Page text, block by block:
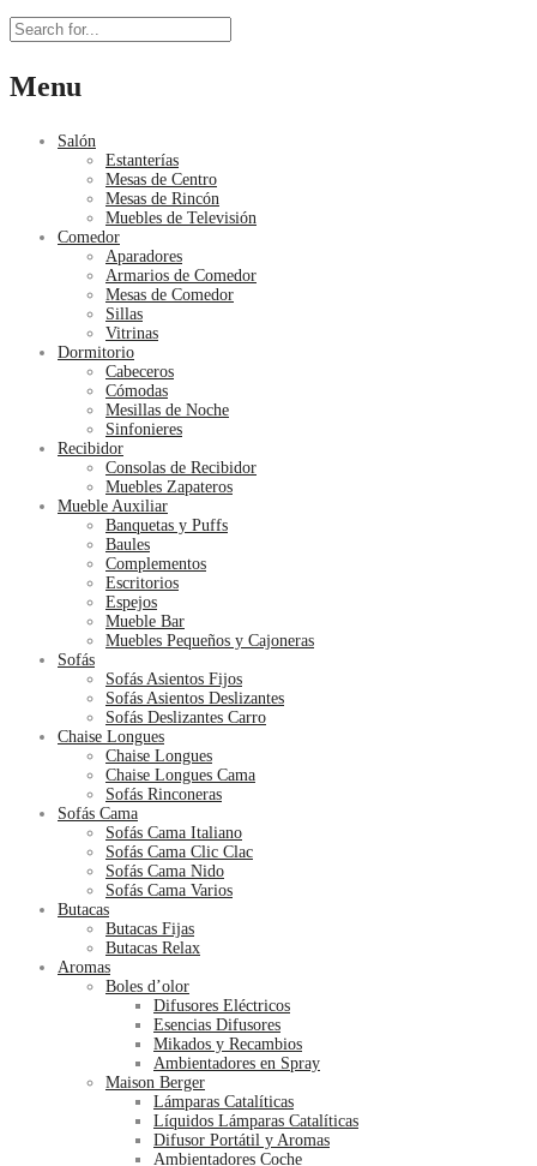
Menu
Salón
Estanterías
Mesas de Centro
Mesas de Rincón
Muebles de Televisión
Comedor
Aparadores
Armarios de Comedor
Mesas de Comedor
Sillas
Vitrinas
Dormitorio
Cabeceros
Cómodas
Mesillas de Noche
Sinfonieres
Recibidor
Consolas de Recibidor
Muebles Zapateros
Mueble Auxiliar
Banquetas y Puffs
Baules
Complementos
Escritorios
Espejos
Mueble Bar
Muebles Pequeños y Cajoneras
Sofás
Sofás Asientos Fijos
Sofás Asientos Deslizantes
Sofás Deslizantes Carro
Chaise Longues
Chaise Longues
Chaise Longues Cama
Sofás Rinconeras
Sofás Cama
Sofás Cama Italiano
Sofás Cama Clic Clac
Sofás Cama Nido
Sofás Cama Varios
Butacas
Butacas Fijas
Butacas Relax
Aromas
Boles d’olor
Difusores Eléctricos
Esencias Difusores
Mikados y Recambios
Ambientadores en Spray
Maison Berger
Lámparas Catalíticas
Líquidos Lámparas Catalíticas
Difusor Portátil y Aromas
Ambientadores Coche